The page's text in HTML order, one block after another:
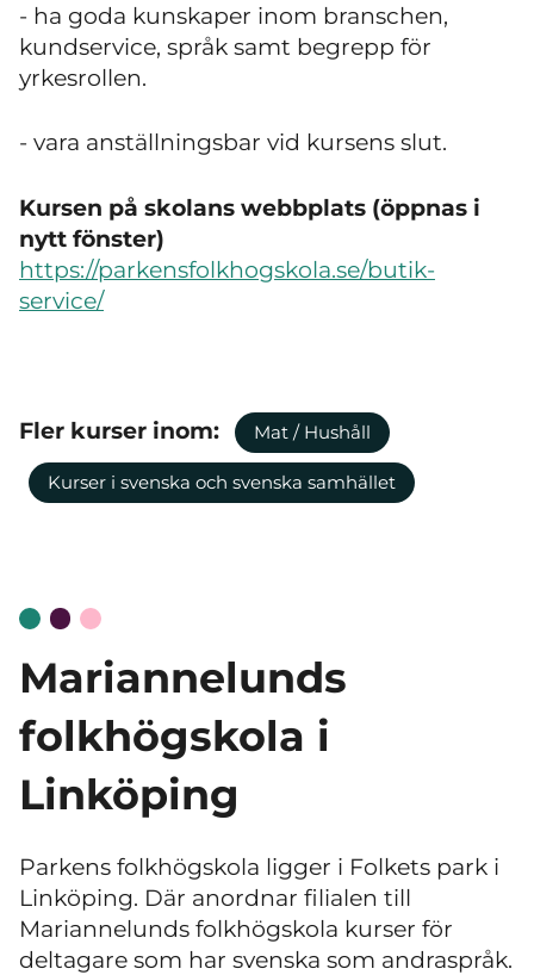
- ha goda kunskaper inom branschen,
kundservice, språk samt begrepp för
yrkesrollen.
- vara anställningsbar vid kursens slut.
Kursen på skolans webbplats (öppnas i
nytt fönster)
https://parkensfolkhogskola.se/butik-
service/
Fler kurser inom: Mat / Hushåll
Kurser i svenska och svenska samhället
Mariannelunds
folkhögskola i
Linköping
Parkens folkhögskola ligger i Folkets park i
Linköping. Där anordnar filialen till
Mariannelunds folkhögskola kurser för
deltagare som har svenska som andraspråk.